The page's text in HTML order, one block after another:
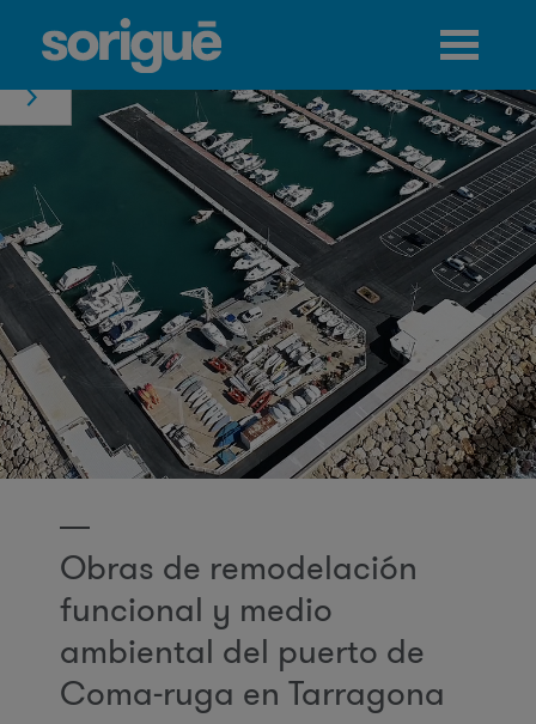
Jump to navigation
Obras de remodelación
funcional y medio
ambiental del puerto de
Coma-ruga en Tarragona
Menú